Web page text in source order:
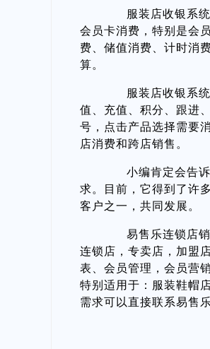
服装店收银系统
会员卡消费，特别是会
费、储值消费、计时消
算。
服装店收银系统
值、充值、积分、跟进
号，点击产品选择需要
店消费和跨店销售。
小编肯定会告诉
求。目前，它得到了许
客户之一，共同发展。
易售乐连锁店销
连锁店，专卖店，加盟
表、会员管理，会员营
特别适用于：服装鞋帽
需求可以直接联系易售